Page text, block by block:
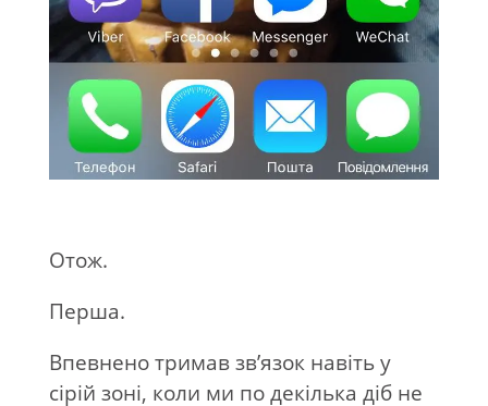
Отож.
Перша.
Впевнено тримав зв’язок навіть у
сірій зоні, коли ми по декілька діб не